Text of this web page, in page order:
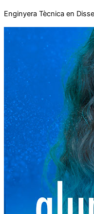
Enginyera Tècnica en